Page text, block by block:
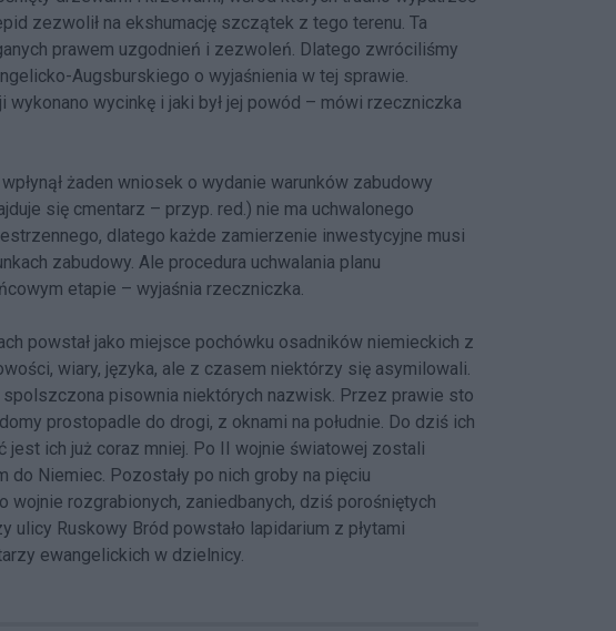
zezwolił na ekshumację szczątek z tego terenu. Ta
prawem uzgodnień i zezwoleń. Dlatego zwróciliśmy
Augsburskiego o wyjaśnienia w tej sprawie.
wycinkę i jaki był jej powód – mówi rzeczniczka
żaden wniosek o wydanie warunków zabudowy
się cmentarz – przyp. red.) nie ma uchwalonego
dlatego każde zamierzenie inwestycyjne musi
zabudowy. Ale procedura uchwalania planu
etapie – wyjaśnia rzeczniczka.
powstał jako miejsce pochówku osadników niemieckich z
wiary, języka, ale z czasem niektórzy się asymilowali.
pisownia niektórych nazwisk. Przez prawie sto
prostopadle do drogi, z oknami na południe. Do dziś ich
jest ich już coraz mniej. Po II wojnie światowej zostali
Niemiec. Pozostały po nich groby na pięciu
wojnie rozgrabionych, zaniedbanych, dziś porośniętych
ulicy Ruskowy Bród powstało lapidarium z płytami
ewangelickich w dzielnicy.